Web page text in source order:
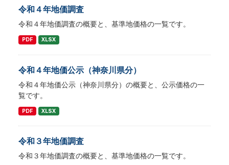
令和４年地価調査
令和４年地価調査の概要と、基準地価格の一覧です。
PDF XLSX
令和４年地価公示（神奈川県分）
令和４年地価公示（神奈川県分）の概要と、公示価格の一
覧です。
PDF XLSX
令和３年地価調査
令和３年地価調査の概要と、基準地価格の一覧です。